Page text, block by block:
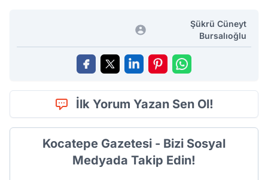
Şükrü Cüneyt
Bursalıoğlu
İlk Yorum Yazan Sen Ol!
Kocatepe Gazetesi - Bizi Sosyal
Medyada Takip Edin!